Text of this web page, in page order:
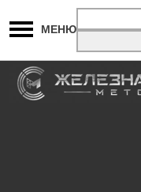
МЕНЮ